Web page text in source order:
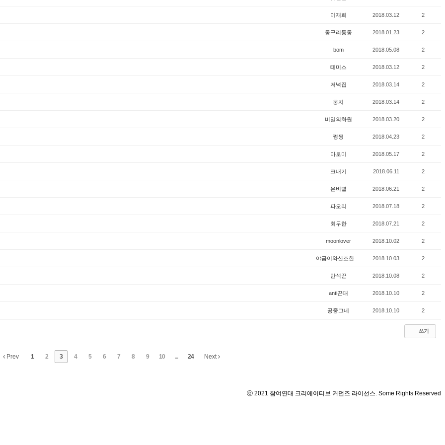
이재희 2018.03.12 2
동구리동동 2018.01.23 2
bom 2018.05.08 2
테미스 2018.03.12 2
저녁집 2018.03.14 2
뭉치 2018.03.14 2
비밀의화원 2018.03.20 2
쩡쩡 2018.04.23 2
아로미 2018.05.17 2
크내기 2018.06.11 2
은비별 2018.06.21 2
파오리 2018.07.18 2
최두한 2018.07.21 2
moonlover 2018.10.02 2
2018.10.03 2
만석꾼 2018.10.08 2
anti꼰대 2018.10.10 2
공중그네 2018.10.10 2
쓰기
Prev 1 2 3 4 5 6 7 8 9 10 ... 24 Next
ⓒ 2021 참여연대 크리에이티브 커먼즈 라이선스. Some Rights Reserved